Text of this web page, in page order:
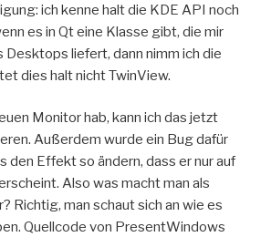
ich kenne halt die KDE API noch
es in Qt eine Klasse gibt, die mir
Desktops liefert, dann nimm ich die
dies halt nicht TwinView.
Monitor hab, kann ich das jetzt
Außerdem wurde ein Bug dafür
den Effekt so ändern, dass er nur auf
Also was macht man als
Richtig, man schaut sich an wie es
Quellcode von PresentWindows